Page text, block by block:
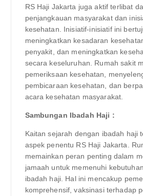
RS Haji Jakarta juga aktif terlibat
penjangkauan masyarakat dan
kesehatan. Inisiatif-inisiatif ini
meningkatkan kesadaran
penyakit, dan meningkatkan
secara keseluruhan. Rumah sakit
pemeriksaan kesehatan,
pembicaraan kesehatan, dan
acara kesehatan masyarakat.
Sambungan Ibadah Haji :
Kaitan sejarah dengan ibadah haji
aspek penentu RS Haji Jakarta.
memainkan peran penting dalam
jamaah untuk memenuhi
ibadah haji. Hal ini mencakup
komprehensif, vaksinasi terhadap